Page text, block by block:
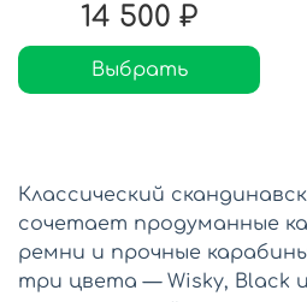
14 500 ₽
Выбрать
Классический
сочетает продуманные
ремни и прочные
три цвета — Wisky, Black